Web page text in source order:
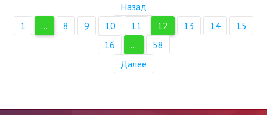
Назад
1
... 8 9 10 11 12 13 14
15
16
...
58
Далее